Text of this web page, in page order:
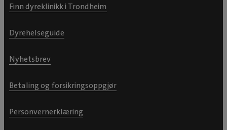
Finn dyreklinikk i Trondheim
Dyrehelseguide
Nyhetsbrev
Betaling og forsikringsoppgjør
Personvernerklæring